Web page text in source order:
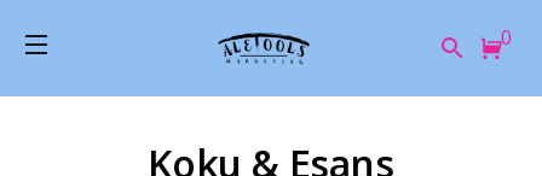
0
Koku & Esans